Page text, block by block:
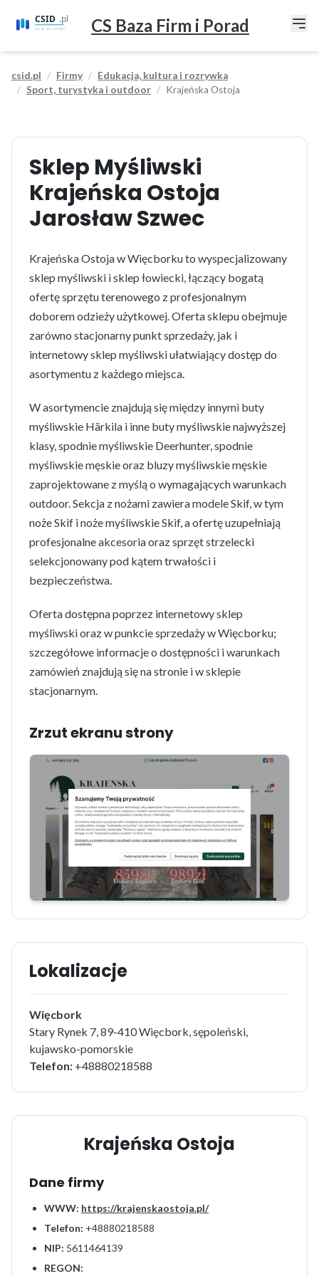
CS Baza Firm i Porad
csid.pl Firmy
Edukacja, kultura i rozrywka
Sport, turystyka i outdoor
Krajeńska Ostoja
Sklep Myśliwski
Krajeńska Ostoja
Jarosław Szwec
Krajeńska Ostoja w Więcborku to wyspecjalizowany
sklep myśliwski i sklep łowiecki, łączący bogatą
ofertę sprzętu terenowego z profesjonalnym
doborem odzieży użytkowej. Oferta sklepu obejmuje
zarówno stacjonarny punkt sprzedaży, jak i
internetowy sklep myśliwski ułatwiający dostęp do
asortymentu z każdego miejsca.
W asortymencie znajdują się między innymi buty
myśliwskie Härkila i inne buty myśliwskie najwyższej
klasy, spodnie myśliwskie Deerhunter, spodnie
myśliwskie męskie oraz bluzy myśliwskie męskie
zaprojektowane z myślą o wymagających warunkach
outdoor. Sekcja z nożami zawiera modele Skif, w tym
noże Skif i noże myśliwskie Skif, a ofertę uzupełniają
profesjonalne akcesoria oraz sprzęt strzelecki
selekcjonowany pod kątem trwałości i
bezpieczeństwa.
Oferta dostępna poprzez internetowy sklep
myśliwski oraz w punkcie sprzedaży w Więcborku;
szczegółowe informacje o dostępności i warunkach
zamówień znajdują się na stronie i w sklepie
stacjonarnym.
Zrzut ekranu strony
Lokalizacje
Więcbork
Stary Rynek 7, 89-410 Więcbork, sępoleński,
kujawsko-pomorskie
Telefon: +48880218588
Krajeńska Ostoja
Dane firmy
WWW: https://krajenskaostoja.pl/
Telefon: +48880218588
NIP: 5611464139
REGON: